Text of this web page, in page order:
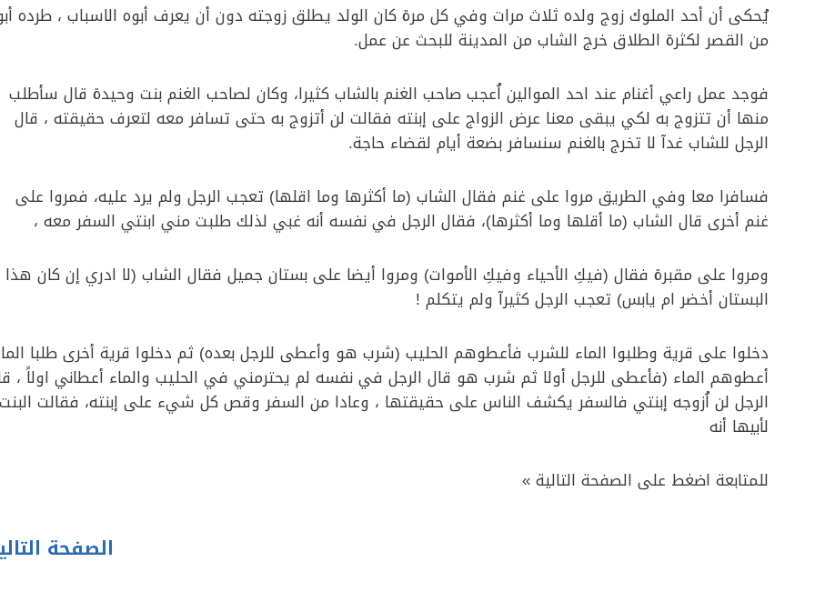
يُحكى أن أحد الملوك زوج ولده ثلاث مرات وفي كل مرة كان الولد يطلق زوجته دون أن يعرف أبوه الاسباب ، طرده
من القصر لكثرة الطلاق خرج الشاب من المدينة للبحث عن عمل.
فوجد عمل راعي أغنام عند احد الموالين اُعجب صاحب الغنم بالشاب كثيرا، وكان لصاحب الغنم بنت وحيدة قال سأطلب
منها أن تتزوج به لكي يبقى معنا عرض الزواج على إبنته فقالت لن أتزوج به حتى تسافر معه لتعرف حقيقته ، قال
الرجل للشاب غدآ لا تخرج بالغنم سنسافر بضعة أيام لقضاء حاجة.
فسافرا معا وفي الطريق مروا على غنم فقال الشاب (ما أكثرها وما اقلها) تعجب الرجل ولم يرد عليه، فمروا على
غنم أخرى قال الشاب (ما أقلها وما أكثرها)، فقال الرجل في نفسه أنه غبي لذلك طلبت مني ابنتي السفر معه ،
ومروا على مقبرة فقال (فيكِ الأحياء وفيكِ الأموات) ومروا أيضا على بستان جميل فقال الشاب (لا ادري إن كان هذا
البستان أخضر ام يابس) تعجب الرجل كثيرآ ولم يتكلم !
دخلوا على قرية وطلبوا الماء للشرب فأعطوهم الحليب (شرب هو وأعطى للرجل بعده) ثم دخلوا قرية أخرى طلبا
أعطوهم الماء (فأعطى للرجل أولا ثم شرب هو قال الرجل في نفسه لم يحترمني في الحليب والماء أعطاني اولاً ،
الرجل لن اُزوجه إبنتي فالسفر يكشف الناس على حقيقتها ، وعادا من السفر وقص كل شيء على إبنته، فقالت البنت
لأبيها أنه
للمتابعة اضغط على الصفحة التالية »
الصفحة